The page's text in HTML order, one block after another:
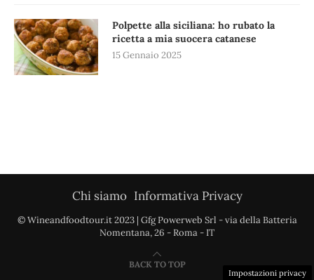
Polpette alla siciliana: ho rubato la
ricetta a mia suocera catanese
15 Gennaio 2025
Chi siamo Informativa Privacy
© Wineandfoodtour.it 2023 | Gfg Powerweb Srl - via della Batteria
Nomentana, 26 - Roma - IT
BACK TO TOP
Impostazioni privacy